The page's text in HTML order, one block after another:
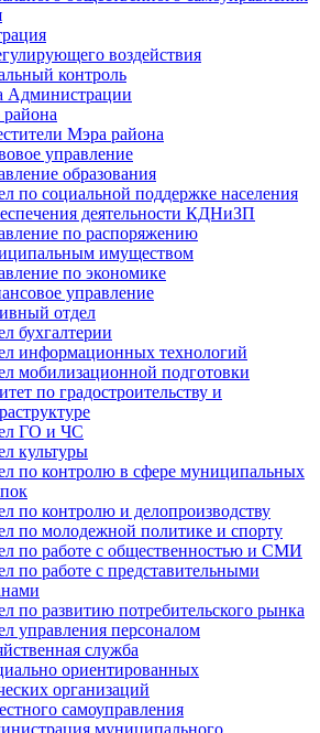
воздействия
контроль
Администрации
Мэра района
управление
образования
по социальной поддержке населения
деятельности КДНиЗП
по распоряжению
имуществом
по экономике
управление
отдел
бухгалтерии
информационных технологий
мобилизационной подготовки
по градостроительству и
ГО и ЧС
культуры
по контролю в сфере муниципальных
по контролю и делопроизводству
по молодежной политике и спорту
по работе с общественностью и СМИ
по работе с представительными
по развитию потребительского рынка
управления персоналом
служба
ориентированных
организаций
самоуправления
муниципального